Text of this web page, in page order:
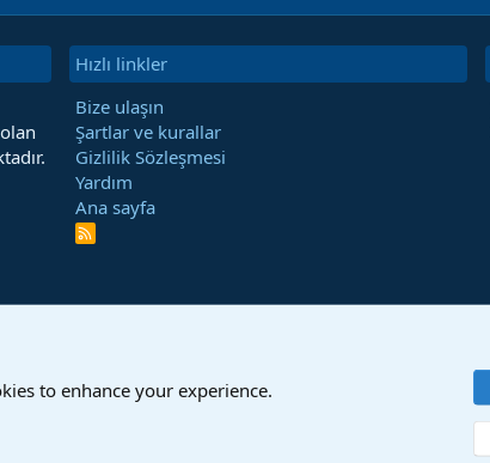
Hızlı linkler
Bize ulaşın
Şartlar ve kurallar
Gizlilik Sözleşmesi
Yardım
Ana sayfa
R
to enhance your experience.